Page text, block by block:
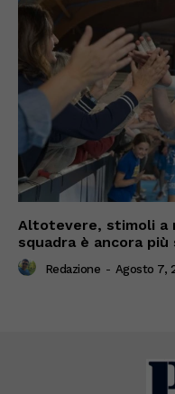
Altotevere, stimoli a
squadra è ancora più
Redazione - Agosto 7,